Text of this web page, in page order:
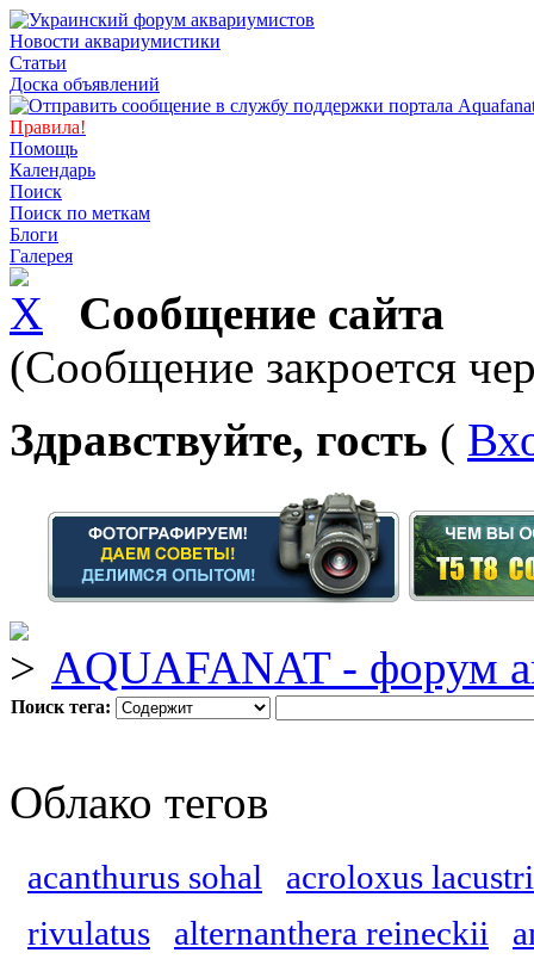
Новости аквариумистики
Статьи
Доска объявлений
Правила!
Помощь
Календарь
Поиск
Поиск по меткам
Блоги
Галерея
Сообщение сайта
(Сообщение закроется
Здравствуйте, гость (
AQUAFANAT - форум
Поиск тега:
Облако тегов
acanthurus sohal
acroloxus
rivulatus
alternanthera reineckii